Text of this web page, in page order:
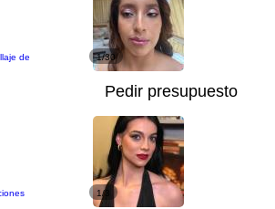
de
1/30
Pedir presupuesto
1/3